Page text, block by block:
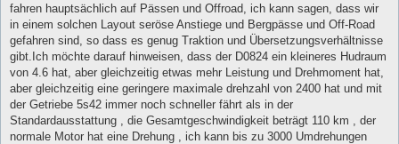
fahren hauptsächlich auf Pässen und Offroad, ich kann sagen, dass wir
in einem solchen Layout seröse Anstiege und Bergpässe und Off-Road
gefahren sind, so dass es genug Traktion und Übersetzungsverhältnisse
gibt.Ich möchte darauf hinweisen, dass der D0824 ein kleineres Hudraum
von 4.6 hat, aber gleichzeitig etwas mehr Leistung und Drehmoment hat,
aber gleichzeitig eine geringere maximale drehzahl von 2400 hat und mit
der Getriebe 5s42 immer noch schneller fährt als in der
Standardausstattung , die Gesamtgeschwindigkeit beträgt 110 km , der
normale Motor hat eine Drehung , ich kann bis zu 3000 Umdrehungen